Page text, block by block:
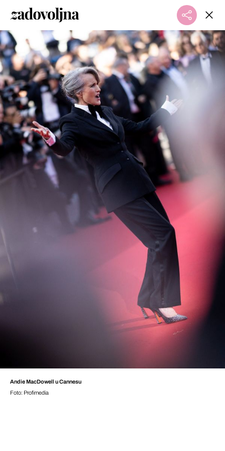
Andie MacDowell u Cannesu
Foto: Profimedia